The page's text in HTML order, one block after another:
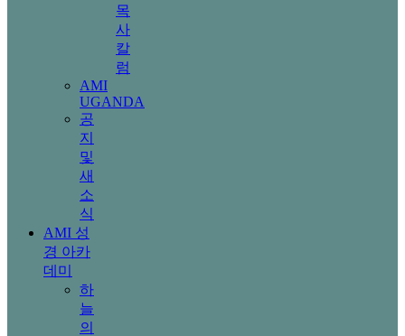
목
사
칼
럼
AMI
UGANDA
공
지
및
새
소
식
AMI 성
경 아카
데미
하
늘
의